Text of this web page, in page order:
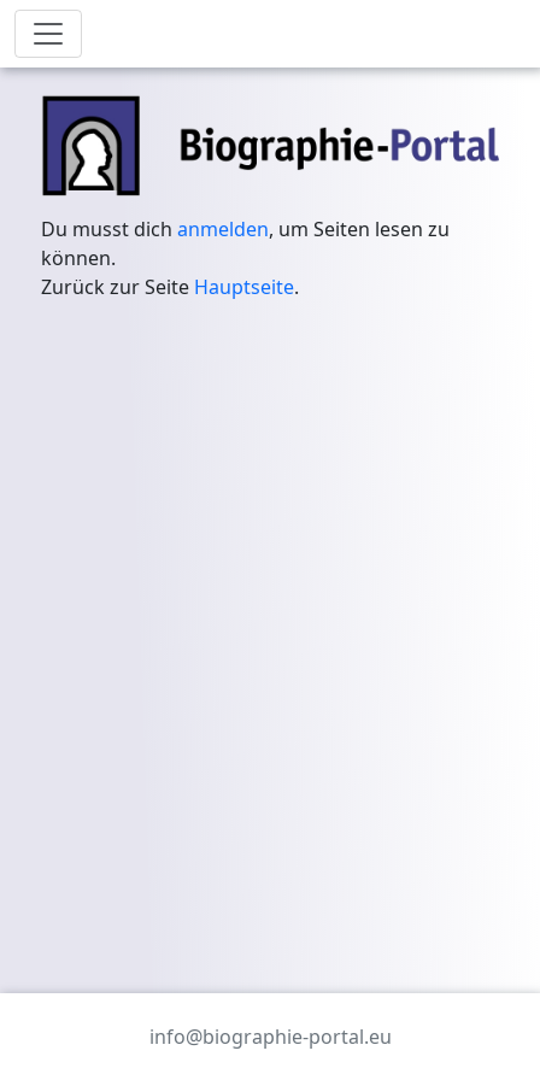
Du musst dichanmelden, um Seiten lesen zu
können.
Zurück zur Seite Hauptseite.
info@biographie-portal.eu